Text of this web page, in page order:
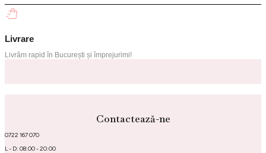
Livrare
Livrăm rapid în București și împrejurimi!
Contactează-ne
0722 167 070
L - D: 08:00 - 20:00